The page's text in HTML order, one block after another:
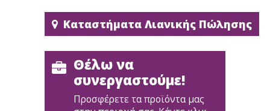
Καταστήματα Λιανικής Πώλησης
Θέλω να
συνεργαστούμε!
Προσφέρετε τα προϊόντα μας